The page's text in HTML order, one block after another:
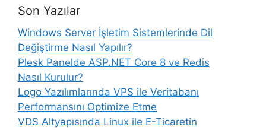
Son Yazılar
Windows Server İşletim Sistemlerinde Dil
Değiştirme Nasıl Yapılır?
Plesk Panelde ASP.NET Core 8 ve Redis
Nasıl Kurulur?
Logo Yazılımlarında VPS ile Veritabanı
Performansını Optimize Etme
VDS Altyapısında Linux ile E-Ticaretin